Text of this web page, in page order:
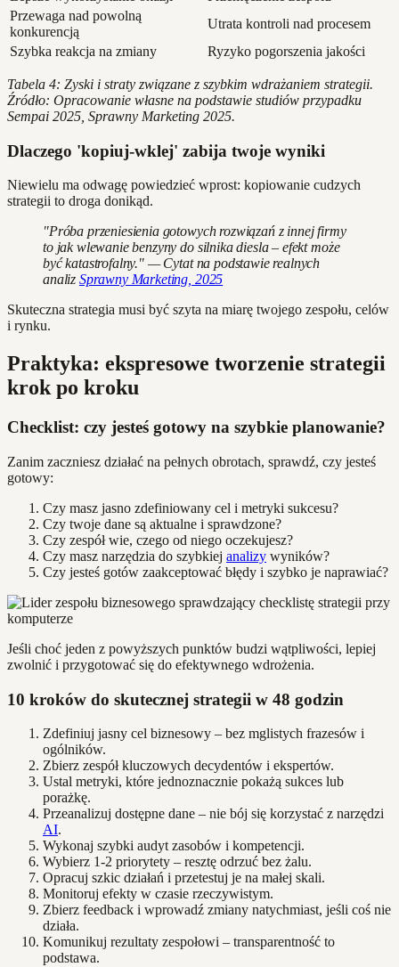
Przewaga nad powolną
konkurencją
Utrata kontroli nad procesem
Szybka reakcja na zmiany
Ryzyko pogorszenia jakości
Tabela 4: Zyski i straty związane z szybkim wdrażaniem strategii.
Źródło: Opracowanie własne na podstawie studiów przypadku
Sempai 2025, Sprawny Marketing 2025.
Dlaczego 'kopiuj-wklej' zabija twoje wyniki
Niewielu ma odwagę powiedzieć wprost: kopiowanie cudzych
strategii to droga donikąd.
"Próba przeniesienia gotowych rozwiązań z innej firmy
to jak wlewanie benzyny do silnika diesla – efekt może
być katastrofalny." — Cytat na podstawie realnych
analiz Sprawny Marketing, 2025
Skuteczna strategia musi być szyta na miarę twojego zespołu, celów
i rynku.
Praktyka: ekspresowe tworzenie strategii
krok po kroku
Checklist: czy jesteś gotowy na szybkie planowanie?
Zanim zaczniesz działać na pełnych obrotach, sprawdź, czy jesteś
gotowy:
Czy masz jasno zdefiniowany cel i metryki sukcesu?
Czy twoje dane są aktualne i sprawdzone?
Czy zespół wie, czego od niego oczekujesz?
Czy masz narzędzia do szybkiej analizy wyników?
Czy jesteś gotów zaakceptować błędy i szybko je naprawiać?
Jeśli choć jeden z powyższych punktów budzi wątpliwości, lepiej
zwolnić i przygotować się do efektywnego wdrożenia.
10 kroków do skutecznej strategii w 48 godzin
Zdefiniuj jasny cel biznesowy – bez mglistych frazesów i
ogólników.
Zbierz zespół kluczowych decydentów i ekspertów.
Ustal metryki, które jednoznacznie pokażą sukces lub
porażkę.
Przeanalizuj dostępne dane – nie bój się korzystać z narzędzi
AI.
Wykonaj szybki audyt zasobów i kompetencji.
Wybierz 1-2 priorytety – resztę odrzuć bez żalu.
Opracuj szkic działań i przetestuj je na małej skali.
Monitoruj efekty w czasie rzeczywistym.
Zbierz feedback i wprowadź zmiany natychmiast, jeśli coś nie
działa.
Komunikuj rezultaty zespołowi – transparentność to
podstawa.